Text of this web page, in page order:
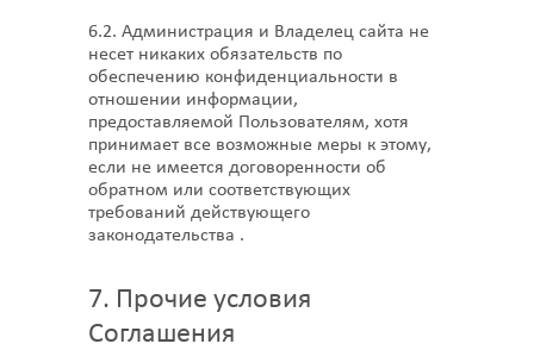
6.2. Администрация и Владелец сайта не
несет никаких обязательств по
обеспечению конфиденциальности в
отношении информации,
предоставляемой Пользователям, хотя
принимает все возможные меры к этому,
если не имеется договоренности об
обратном или соответствующих
требований действующего
законодательства .
7. Прочие условия
Соглашения